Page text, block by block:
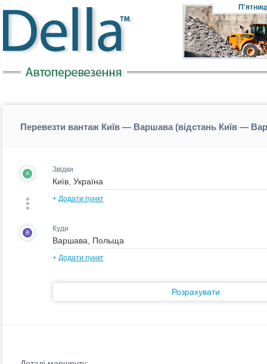
Перевезти вантаж Київ — Варшава (відстань Київ —
A Звідки
+ Додати пункт
B Куди
+ Додати пункт
Розрахувати